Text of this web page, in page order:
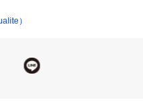
に、ヒールやジャケット
）